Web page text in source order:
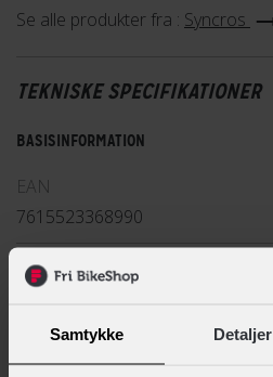
Samtykke Detaljer
Se alle produkter fra : Syncros
TEKNISKE SPECIFIKATIONER
BASISINFORMATION
EAN
7615523368990
Hovedprodukt ID